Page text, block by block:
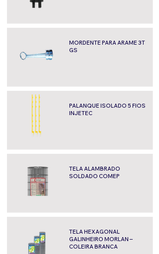
MORDENTE PARA ARAME 3T
GS
PALANQUE ISOLADO 5 FIOS
INJETEC
TELA ALAMBRADO
SOLDADO COMEP
TELA HEXAGONAL
GALINHEIRO MORLAN –
COLEIRA BRANCA